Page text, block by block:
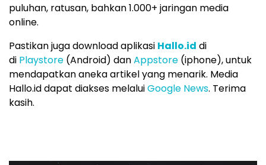
puluhan, ratusan, bahkan 1.000+ jaringan media
online.
Pastikan juga download aplikasi Hallo.id di
di Playstore (Android) danAppstore (iphone), untuk
mendapatkan aneka artikel yang menarik. Media
Hallo.id dapat diakses melaluiGoogle News. Terima
kasih.